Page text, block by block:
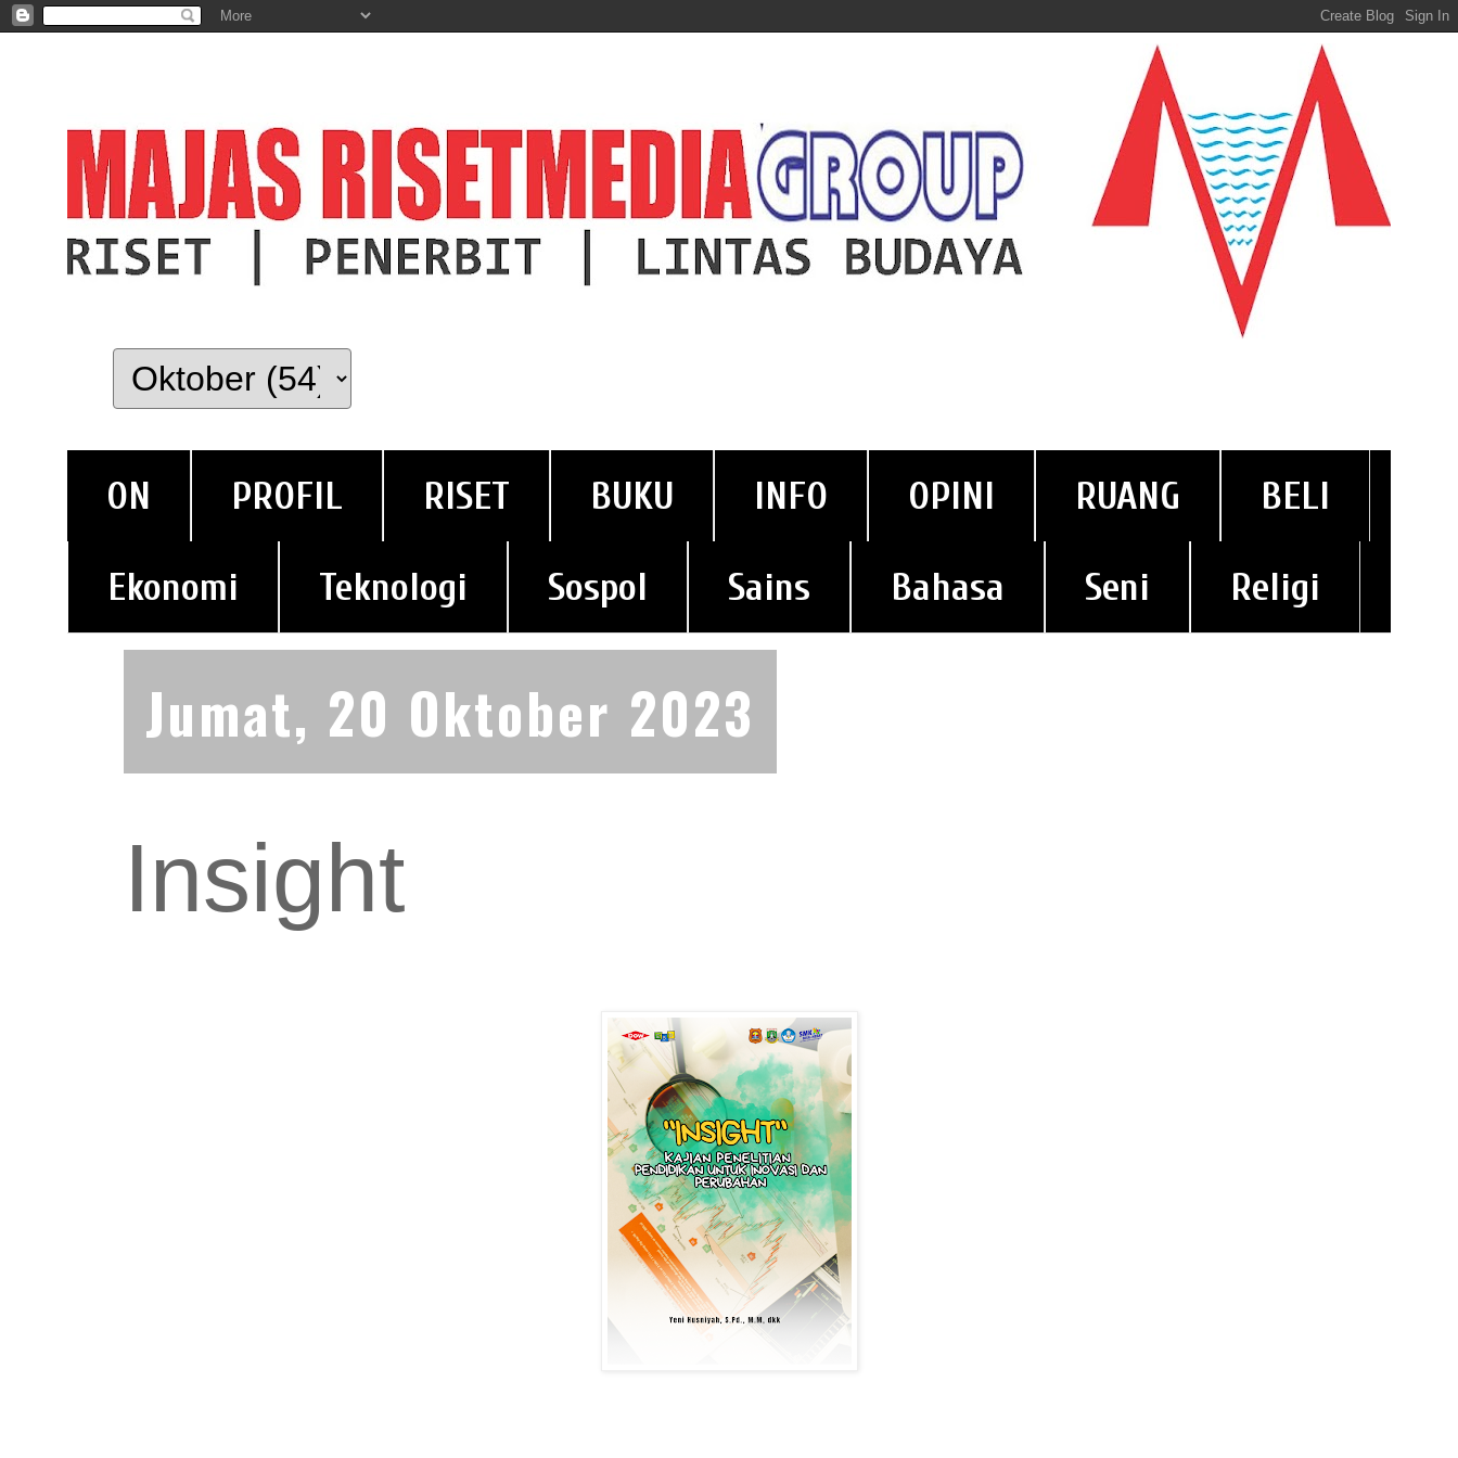
ON PROFIL RISET BUKU INFO OPINI RUANG BELI
Ekonomi Teknologi Sospol Sains Bahasa Seni Religi
Jumat, 20 Oktober 2023
Insight